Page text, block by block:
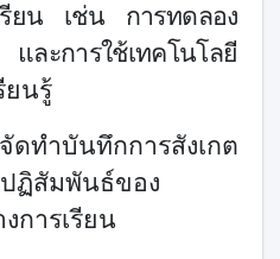
รียน เช่น การทดลอง
ละการใช้เทคโนโลยี
ยนรู้
นทึกการสังเกต
ฏิสัมพันธ์ของ
การเรียน